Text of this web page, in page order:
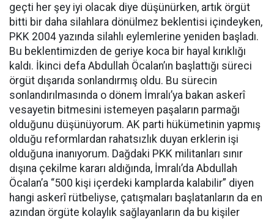
geçti her şey iyi olacak diye düşünürken, artık örgüt
bitti bir daha silahlara dönülmez beklentisi içindeyken,
PKK 2004 yazında silahlı eylemlerine yeniden başladı.
Bu beklentimizden de geriye koca bir hayal kırıklığı
kaldı. İkinci defa Abdullah Öcalan’ın başlattığı süreci
örgüt dışarıda sonlandırmış oldu. Bu sürecin
sonlandırılmasında o dönem İmralı’ya bakan askerî
vesayetin bitmesini istemeyen paşaların parmağı
olduğunu düşünüyorum. AK parti hükümetinin yapmış
olduğu reformlardan rahatsızlık duyan erklerin işi
olduğuna inanıyorum. Dağdaki PKK militanları sınır
dışına çekilme kararı aldığında, İmralı’da Abdullah
Öcalan’a “500 kişi içerdeki kamplarda kalabilir” diyen
hangi askerî rütbeliyse, çatışmaları başlatanların da en
azından örgüte kolaylık sağlayanların da bu kişiler